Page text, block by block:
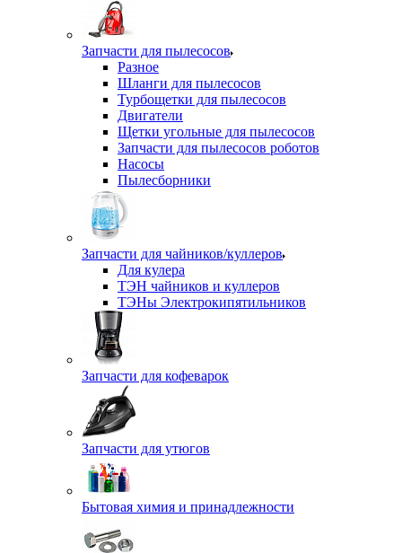
Запчасти для пылесосов
Разное
Шланги для пылесосов
Турбощетки для пылесосов
Двигатели
Щетки угольные для пылесосов
Запчасти для пылесосов роботов
Насосы
Пылесборники
Запчасти для чайников/куллеров
Для кулера
ТЭН чайников и куллеров
ТЭНы Электрокипятильников
Запчасти для кофеварок
Запчасти для утюгов
Бытовая химия и принадлежности